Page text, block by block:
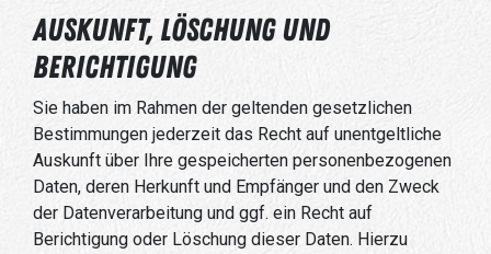
Auskunft, Löschung und
Berichtigung
Sie haben im Rahmen der geltenden gesetzlichen
Bestimmungen jederzeit das Recht auf unentgeltliche
Auskunft über Ihre gespeicherten personenbezogenen
Daten, deren Herkunft und Empfänger und den Zweck
der Datenverarbeitung und ggf. ein Recht auf
Berichtigung oder Löschung dieser Daten. Hierzu